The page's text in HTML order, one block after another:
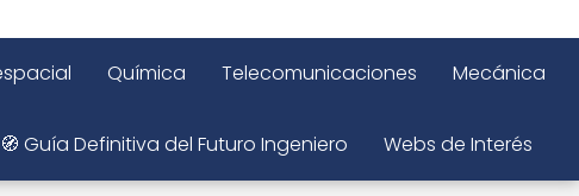
Química Telecomunicaciones Mecánica
🧭 Guía Definitiva del Futuro Ingeniero Webs de Interés